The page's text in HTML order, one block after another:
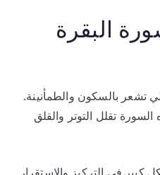
البقرة
تشعر بالسكون والطمأنينة.
تقلل التوتر والقلق